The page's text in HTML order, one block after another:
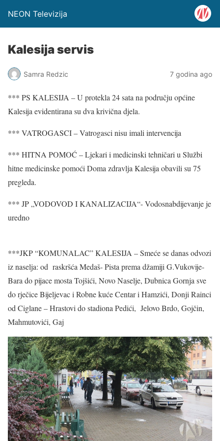
NEON Televizija
Kalesija servis
Samra Redzic 7 godina ago
*** PS KALESIJA – U protekla 24 sata na području općine
Kalesija evidentirana su dva krivična djela.
*** VATROGASCI – Vatrogasci nisu imali intervencija
*** HITNA POMOĆ – Ljekari i medicinski tehničari u Službi
hitne medicinske pomoći Doma zdravlja Kalesija obavili su 75
pregleda.
*** JP „VODOVOD I KANALIZACIJA“- Vodosnabdijevanje je
uredno
***JKP “KOMUNALAC” KALESIJA – Smeće se danas odvozi
iz naselja: od raskršća Medaš- Pista prema džamiji G.Vukovije-
Bara do pijace mosta Tojšići, Novo Naselje, Dubnica Gornja sve
do rječice Bijeljevac i Robne kuće Centar i Hamzići, Donji Rainci
od Ciglane – Hrastovi do stadiona Pedići, Jelovo Brdo, Gojčin,
Mahmutovići, Gaj